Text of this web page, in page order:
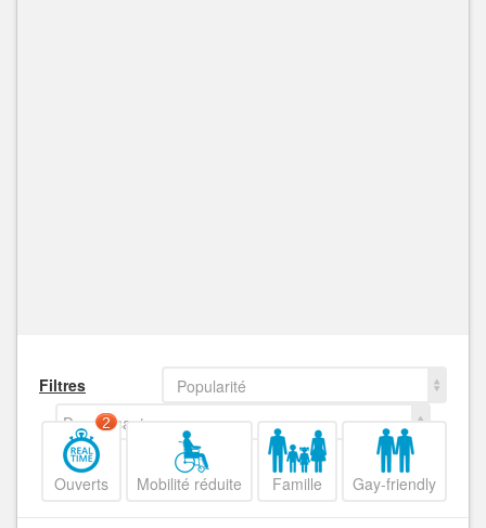
Filtres
Popularité
Decroissant
Ouverts
2
Mobilité réduite Famille Gay-friendly